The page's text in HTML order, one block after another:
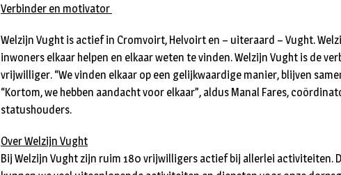
Verbinder en motivator
Welzijn Vught is actief in Cromvoirt, Helvoirt en – uiteraard – Vught.
inwoners elkaar helpen en elkaar weten te vinden. Welzijn Vught is de
vrijwilliger. “We vinden elkaar op een gelijkwaardige manier, blijven
“Kortom, we hebben aandacht voor elkaar”, aldus Manal Fares,
statushouders.
Over Welzijn Vught
Bij Welzijn Vught zijn ruim 180 vrijwilligers actief bij allerlei activiteiten.